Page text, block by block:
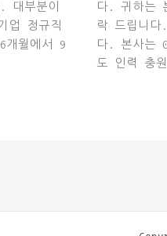
대부분이
업 정규직
개월에서 9
다. 귀하는
락 드립니다
다. 본사는
도 인력 충